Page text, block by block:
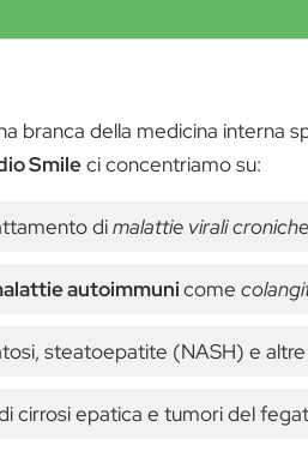
branca della medicina interna
Smileci concentriamo su:
dimalattie virali croniche
autoimmunicome
steatoepatite (NASH) e
cirrosi epatica e tumori del